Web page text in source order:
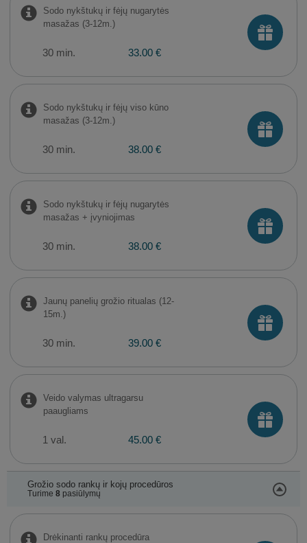
Sodo nykštukų ir fėjų nugarytės
masažas (3-12m.)
30 min. 33.00 €
Sodo nykštukų ir fėjų viso kūno
masažas (3-12m.)
30 min. 38.00 €
Sodo nykštukų ir fėjų nugarytės
masažas + įvyniojimas
30 min. 38.00 €
Jaunų panelių grožio ritualas (12-
15m.)
30 min. 39.00 €
Veido valymas ultragarsu
paaugliams
1 val. 45.00 €
Grožio sodo rankų ir kojų procedūros
Turime 8pasiūlymų
Drėkinanti rankų procedūra